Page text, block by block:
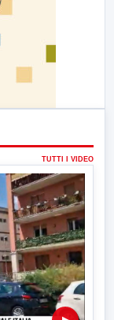
TUTTI I VIDEO